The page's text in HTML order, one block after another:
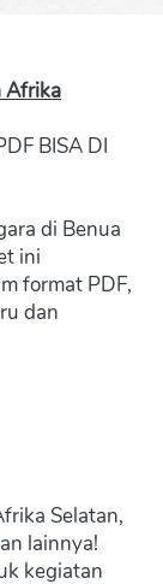
Afrika
BISA DI
ini
format PDF,
dan
Selatan,
lainnya!
kegiatan